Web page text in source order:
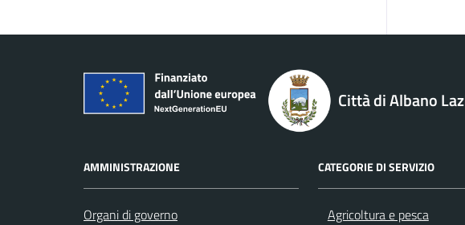
Città di Albano
AMMINISTRAZIONE
Organi di governo
CATEGORIE DI SERVIZIO
Agricoltura e pesca